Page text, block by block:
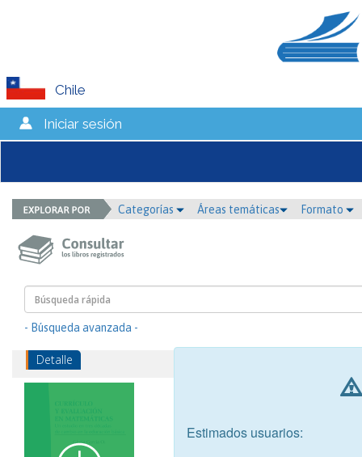
Chile
Iniciar sesión
Categorías Áreas temáticas Formato
- Búsqueda avanzada -
Detalle
Estimados usuarios: